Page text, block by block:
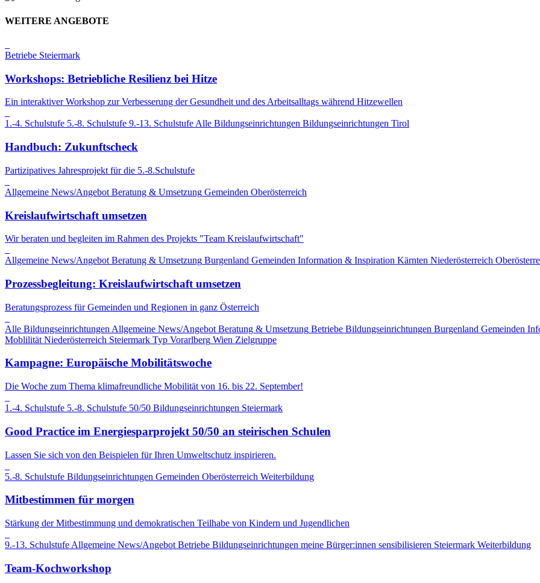
WEITERE ANGEBOTE
Betriebe Steiermark
Workshops: Betriebliche Resilienz bei Hitze
Ein interaktiver Workshop zur Verbesserung der Gesundheit und des Arbeitsalltags während Hitzewellen
1.-4. Schulstufe 5.-8. Schulstufe 9.-13. Schulstufe Alle Bildungseinrichtungen Bildungseinrichtungen Tirol
Handbuch: Zukunftscheck
Partizipatives Jahresprojekt für die 5.-8.Schulstufe
Allgemeine News/Angebot Beratung & Umsetzung Gemeinden Oberösterreich
Kreislaufwirtschaft umsetzen
Wir beraten und begleiten im Rahmen des Projekts "Team Kreislaufwirtschaft"
Allgemeine News/Angebot Beratung & Umsetzung Burgenland Gemeinden Information & Inspiration Kärnten Niederösterreich
Prozessbegleitung: Kreislaufwirtschaft umsetzen
Beratungsprozess für Gemeinden und Regionen in ganz Österreich
Alle Bildungseinrichtungen Allgemeine News/Angebot Beratung & Umsetzung Betriebe Bildungseinrichtungen Burgenland Gemeinden
Moblilität Niederösterreich Steiermark Typ Vorarlberg Wien Zielgruppe
Kampagne: Europäische Mobilitätswoche
Die Woche zum Thema klimafreundliche Mobilität von 16. bis 22. September!
1.-4. Schulstufe 5.-8. Schulstufe 50/50 Bildungseinrichtungen Steiermark
Good Practice im Energiesparprojekt 50/50 an steirischen Schulen
Lassen Sie sich von den Beispielen für Ihren Umweltschutz inspirieren.
5.-8. Schulstufe Bildungseinrichtungen Gemeinden Oberösterreich Weiterbildung
Mitbestimmen für morgen
Stärkung der Mitbestimmung und demokratischen Teilhabe von Kindern und Jugendlichen
9.-13. Schulstufe Allgemeine News/Angebot Betriebe Bildungseinrichtungen meine Bürger:innen sensibilisieren Steiermark Weiterbildung
Team-Kochworkshop